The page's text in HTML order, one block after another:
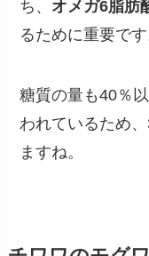
ち、 オメガ6脂肪
るために重要です
糖質の量も40％
われているため
ますね。